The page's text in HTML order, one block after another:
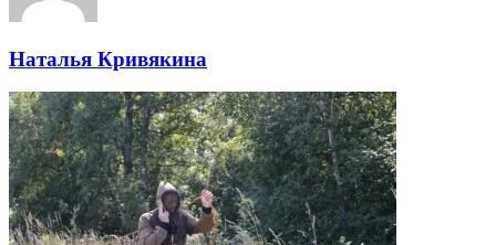
Наталья Кривякина